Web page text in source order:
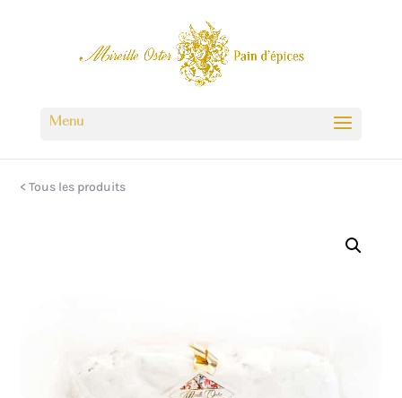
< Tous les produits